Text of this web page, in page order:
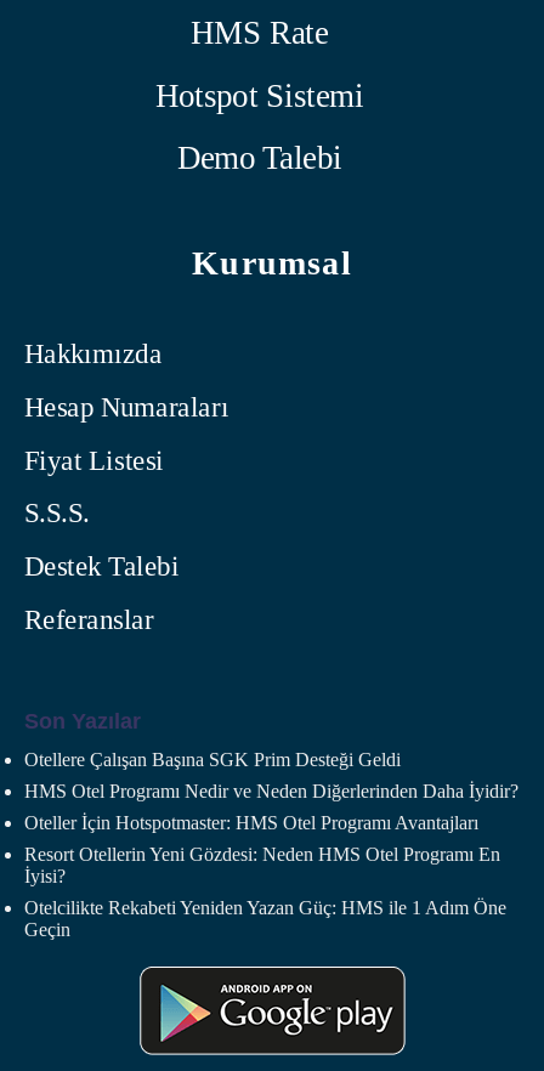
HMS Rate
Hotspot Sistemi
Demo Talebi
Kurumsal
Hakkımızda
Hesap Numaraları
Fiyat Listesi
S.S.S.
Destek Talebi
Referanslar
Son Yazılar
Otellere Çalışan Başına SGK Prim Desteği Geldi
HMS Otel Programı Nedir ve Neden Diğerlerinden Daha İyidir?
Oteller İçin Hotspotmaster: HMS Otel Programı Avantajları
Resort Otellerin Yeni Gözdesi: Neden HMS Otel Programı En
İyisi?
Otelcilikte Rekabeti Yeniden Yazan Güç: HMS ile 1 Adım Öne
Geçin